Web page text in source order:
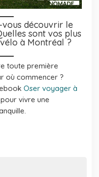
vous découvrir le
sont vos plus
à Montréal ?
toute première
où commencer ?
Oser voyager à
vivre une